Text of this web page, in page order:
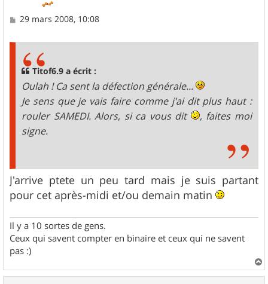
M
29 mars 2008, 10:08
Titof6.9 a écrit :
Oulah ! Ca sent la défection générale...
Je sens que je vais faire comme j'ai dit plus haut :
rouler SAMEDI. Alors, si ca vous dit
, faites moi
signe.
J'arrive ptete un peu tard mais je suis partant
pour cet après-midi et/ou demain matin
Il y a 10 sortes de gens.
Ceux qui savent compter en binaire et ceux qui ne savent
pas :)
a